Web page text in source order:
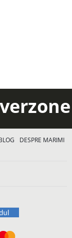
DESPRE MARIMI